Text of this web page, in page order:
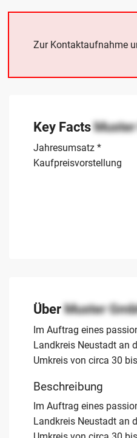
Zur Kontaktaufnahme
Key Facts
Jahresumsatz *
Kaufpreisvorstellung
ÜberMuster
Im Auftrag eines
Landkreis Neustadt an
Umkreis von circa 30
Beschreibung
Im Auftrag eines
Landkreis Neustadt an